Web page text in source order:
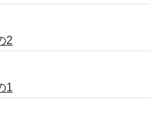
2
1